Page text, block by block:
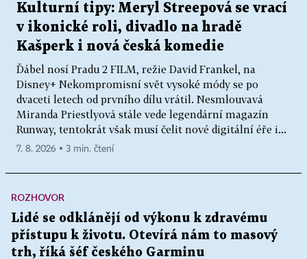
Kulturní tipy: Meryl Streepová se vrací
v ikonické roli, divadlo na hradě
Kašperk i nová česká komedie
Ďábel nosí Pradu 2 FILM, režie David Frankel, na
Disney+ Nekompromisní svět vysoké módy se po
dvaceti letech od prvního dílu vrátil. Nesmlouvavá
Miranda Priestlyová stále vede legendární magazín
Runway, tentokrát však musí čelit nové digitální éře i...
7. 8. 2026 ▪ 3 min. čtení
ROZHOVOR
Lidé se odklánějí od výkonu k zdravému
přístupu k životu. Otevírá nám to masový
trh, říká šéf českého Garminu